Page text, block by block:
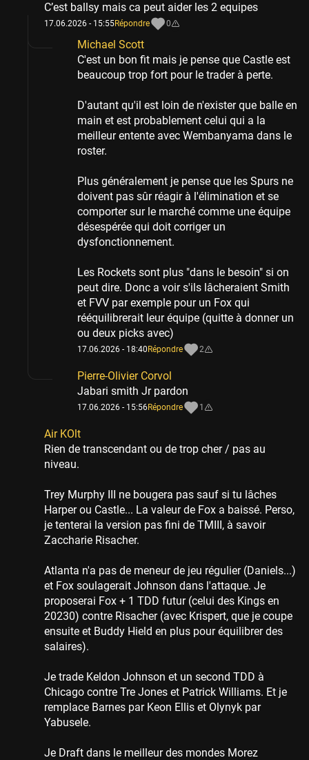
C’est ballsy mais ca peut aider les 2 equipes
17.06.2026 - 15:55Répondre 0
Michael Scott
C'est un bon fit mais je pense que Castle est
beaucoup trop fort pour le trader à perte.
D'autant qu'il est loin de n'exister que balle en
main et est probablement celui qui a la
meilleur entente avec Wembanyama dans le
roster.
Plus généralement je pense que les Spurs ne
doivent pas sûr réagir à l'élimination et se
comporter sur le marché comme une équipe
désespérée qui doit corriger un
dysfonctionnement.
Les Rockets sont plus "dans le besoin" si on
peut dire. Donc a voir s'ils lâcheraient Smith
et FVV par exemple pour un Fox qui
rééquilibrerait leur équipe (quitte à donner un
ou deux picks avec)
17.06.2026 - 18:40Répondre 2
Pierre-Olivier Corvol
Jabari smith Jr pardon
17.06.2026 - 15:56Répondre 1
Air KOlt
Rien de transcendant ou de trop cher / pas au
niveau.
Trey Murphy III ne bougera pas sauf si tu lâches
Harper ou Castle... La valeur de Fox a baissé. Perso,
je tenterai la version pas fini de TMIII, à savoir
Zaccharie Risacher.
Atlanta n'a pas de meneur de jeu régulier (Daniels...)
et Fox soulagerait Johnson dans l'attaque. Je
proposerai Fox + 1 TDD futur (celui des Kings en
20230) contre Risacher (avec Krispert, que je coupe
ensuite et Buddy Hield en plus pour équilibrer des
salaires).
Je trade Keldon Johnson et un second TDD à
Chicago contre Tre Jones et Patrick Williams. Et je
remplace Barnes par Keon Ellis et Olynyk par
Yabusele.
Je Draft dans le meilleur des mondes Morez